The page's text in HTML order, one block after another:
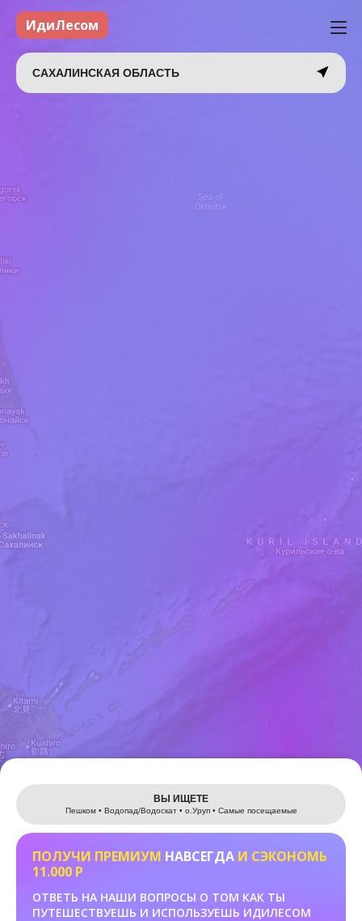
Leaflet
ИдиЛесом
САХАЛИНСКАЯ ОБЛАСТЬ
ВЫ ИЩЕТЕ
Пешком • Водопад/Водоскат • о.Уруп • Самые посещаемые
ПОЛУЧИ ПРЕМИУМ НАВСЕГДА И СЭКОНОМЬ
11.000 Р
ОТВЕТЬ НА НАШИ ВОПРОСЫ О ТОМ КАК ТЫ
ПУТЕШЕСТВУЕШЬ И ИСПОЛЬЗУЕШЬ ИДИЛЕСОМ